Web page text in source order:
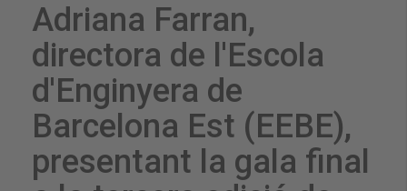
Adriana Farran,
directora de l'Escola
d'Enginyera de
Barcelona Est (EEBE),
presentant la gala final